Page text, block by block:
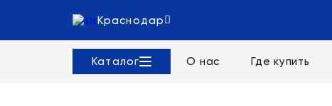
Краснодар
Каталог О нас Где купить